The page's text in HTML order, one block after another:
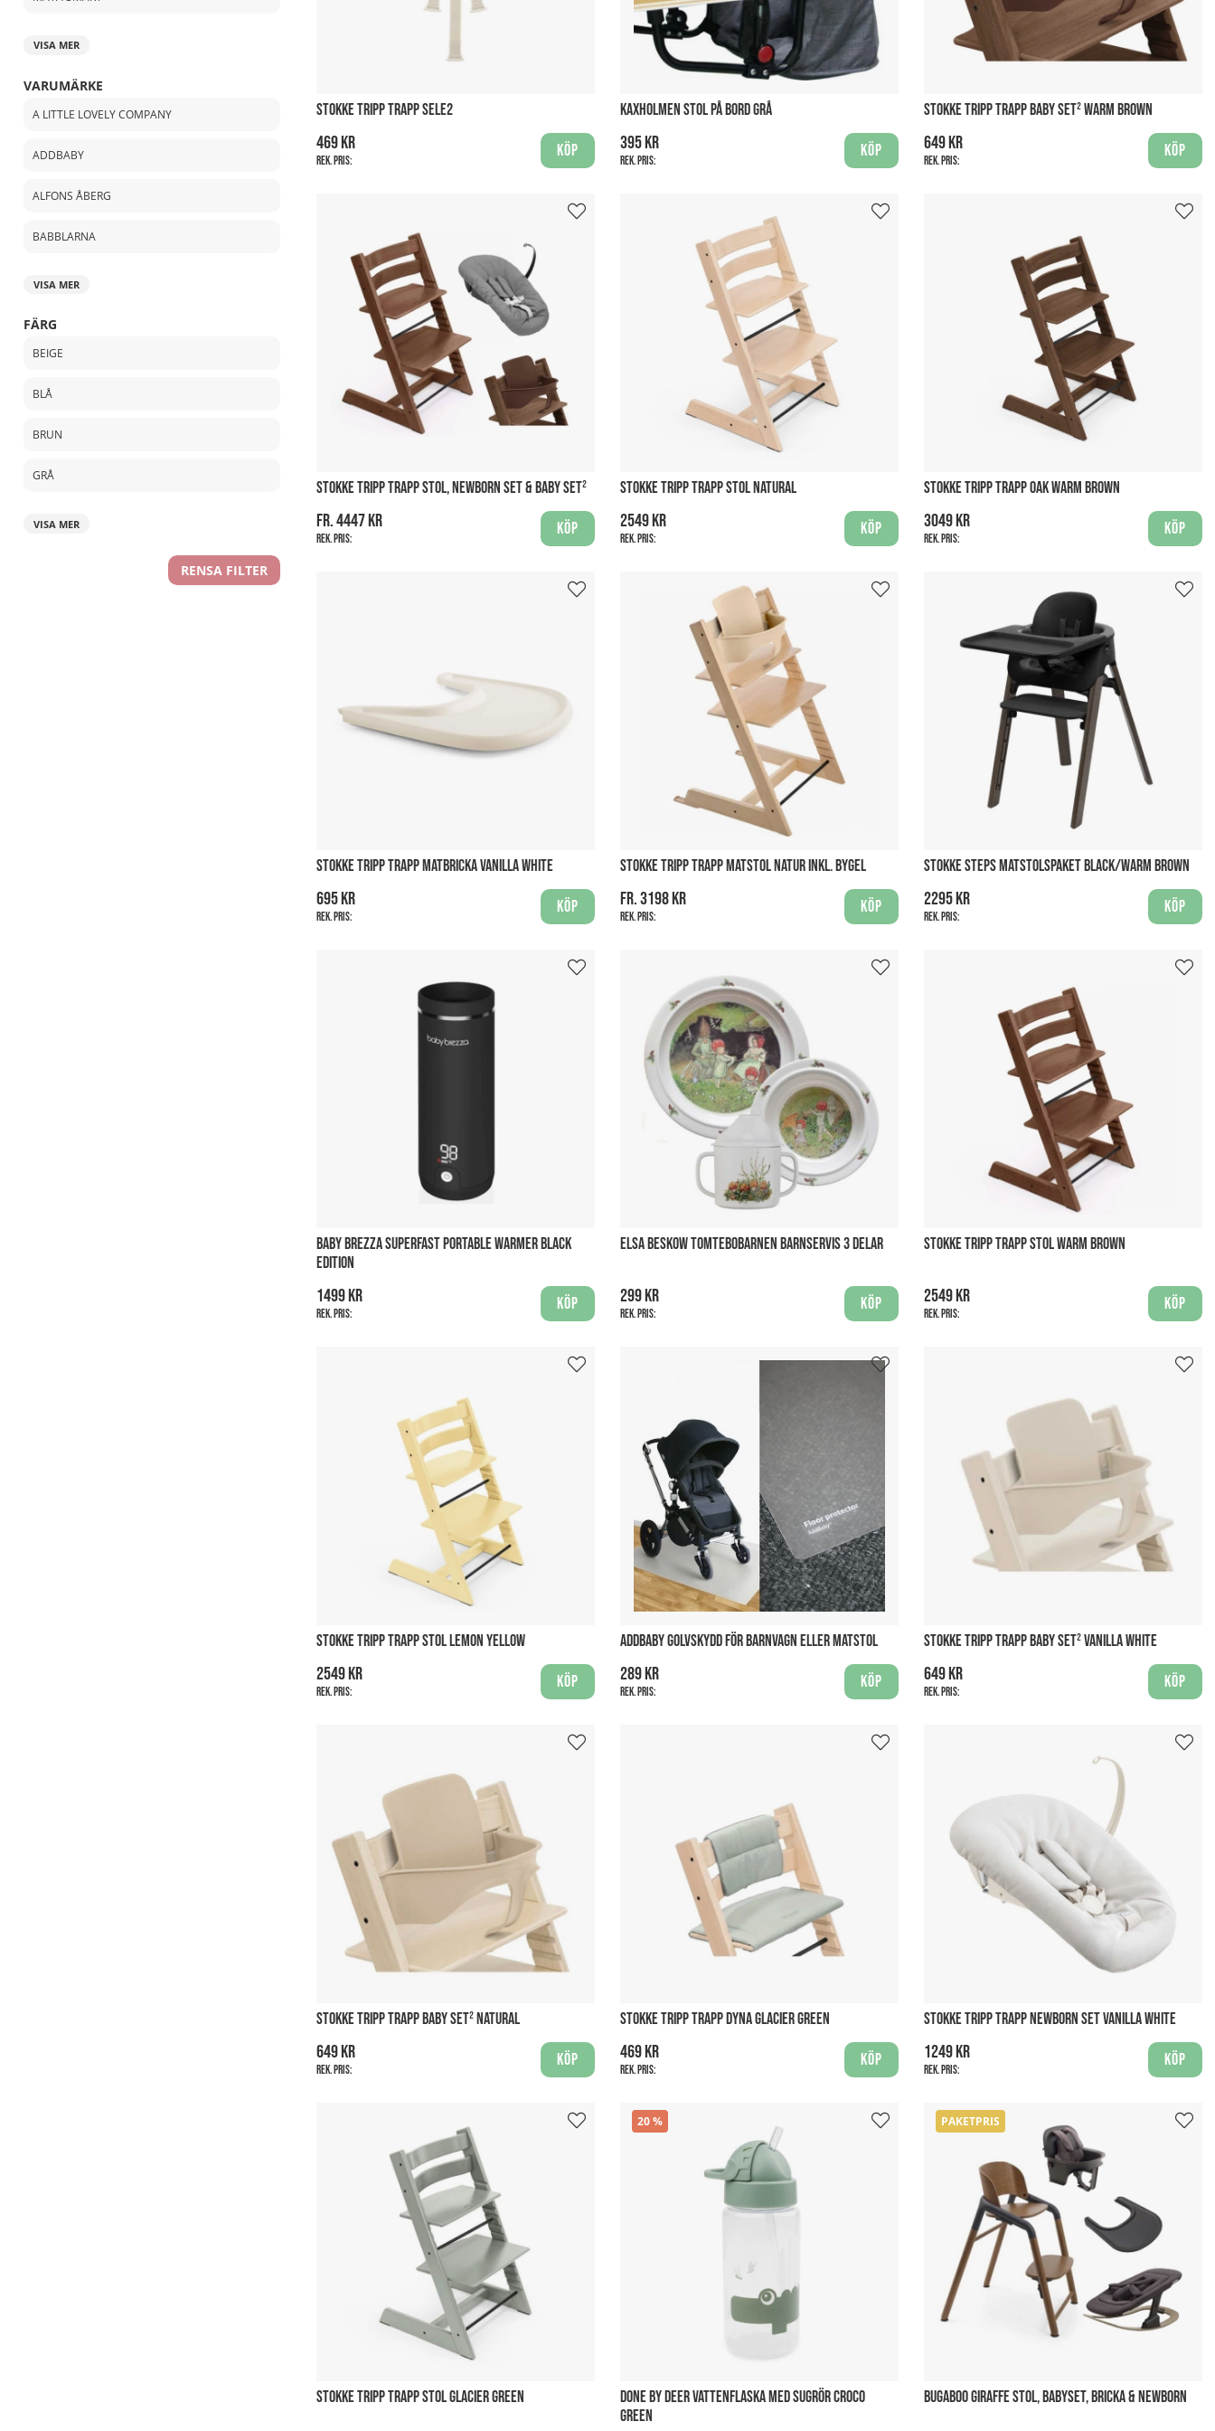
VISA MER
VARUMÄRKE
A LITTLE LOVELY COMPANY
ADDBABY
ALFONS ÅBERG
BABBLARNA
VISA MER
FÄRG
BEIGE
BLÅ
BRUN
GRÅ
VISA MER
RENSA FILTER
STOKKE TRIPP TRAPP SELE2
469 kr
Rek. pris:
Köp
KAXHOLMEN STOL PÅ BORD GRÅ
395 kr
Rek. pris:
Köp
STOKKE TRIPP TRAPP BABY SET² WARM BROWN
649 kr
Rek. pris:
Köp
STOKKE TRIPP TRAPP STOL, NEWBORN SET & BABY SET²
fr. 4447 kr
Rek. pris:
Köp
STOKKE TRIPP TRAPP STOL NATURAL
2549 kr
Rek. pris:
Köp
STOKKE TRIPP TRAPP OAK WARM BROWN
3049 kr
Rek. pris:
Köp
STOKKE TRIPP TRAPP MATBRICKA VANILLA WHITE
695 kr
Rek. pris:
Köp
STOKKE TRIPP TRAPP MATSTOL NATUR INKL. BYGEL
fr. 3198 kr
Rek. pris:
Köp
STOKKE STEPS MATSTOLSPAKET BLACK/WARM BROWN
2295 kr
Rek. pris:
Köp
BABY BREZZA SUPERFAST PORTABLE WARMER BLACK
EDITION
1499 kr
Rek. pris:
Köp
ELSA BESKOW TOMTEBOBARNEN BARNSERVIS 3 DELAR
299 kr
Rek. pris:
Köp
STOKKE TRIPP TRAPP STOL WARM BROWN
2549 kr
Rek. pris:
Köp
STOKKE TRIPP TRAPP STOL LEMON YELLOW
2549 kr
Rek. pris:
Köp
ADDBABY GOLVSKYDD FÖR BARNVAGN ELLER MATSTOL
289 kr
Rek. pris:
Köp
STOKKE TRIPP TRAPP BABY SET² VANILLA WHITE
649 kr
Rek. pris:
Köp
STOKKE TRIPP TRAPP BABY SET² NATURAL
649 kr
Rek. pris:
Köp
STOKKE TRIPP TRAPP DYNA GLACIER GREEN
469 kr
Rek. pris:
Köp
STOKKE TRIPP TRAPP NEWBORN SET VANILLA WHITE
1249 kr
Rek. pris:
Köp
STOKKE TRIPP TRAPP STOL GLACIER GREEN
20
DONE BY DEER VATTENFLASKA MED SUGRÖR CROCO
GREEN
PAKETPRIS
BUGABOO GIRAFFE STOL, BABYSET, BRICKA & NEWBORN